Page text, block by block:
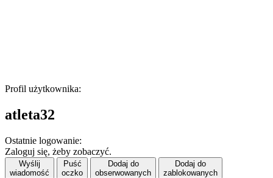
Profil użytkownika:
atleta32
Ostatnie logowanie:
Zaloguj się, żeby zobaczyć.
Wyślij
wiadomość
Puść
oczko
Dodaj do
obserwowanych
Dodaj do
zablokowanych